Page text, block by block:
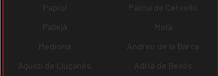
Papiol
Palma de Cervelló
Pallejà
Moià
Mediona
Andreu de la Barca
Agustí de Lluçanès
Adrià de Besòs